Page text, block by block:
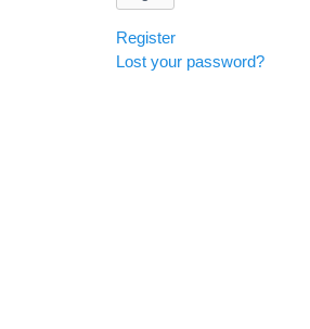
Register
Lost your password?